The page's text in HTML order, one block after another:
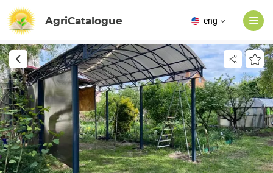
AgriCatalogue eng